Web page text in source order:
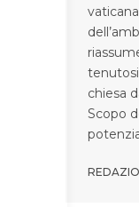
chiesa
Scopo